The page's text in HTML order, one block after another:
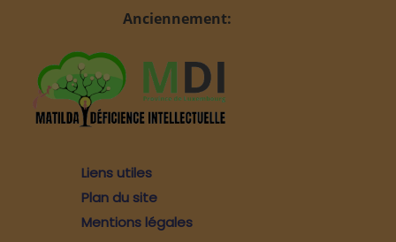
Anciennement:
Liens utiles
Plan du site
Mentions légales